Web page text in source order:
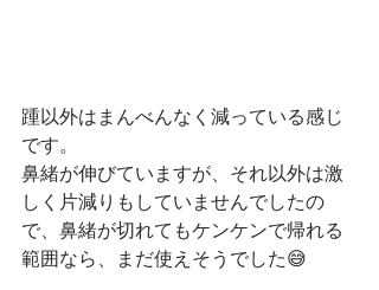
踵以外はまんべんなく減っている感じ
です。
鼻緒が伸びていますが、それ以外は激
しく片減りもしていませんでしたの
で、鼻緒が切れてもケンケンで帰れる
範囲なら、まだ使えそうでした😅